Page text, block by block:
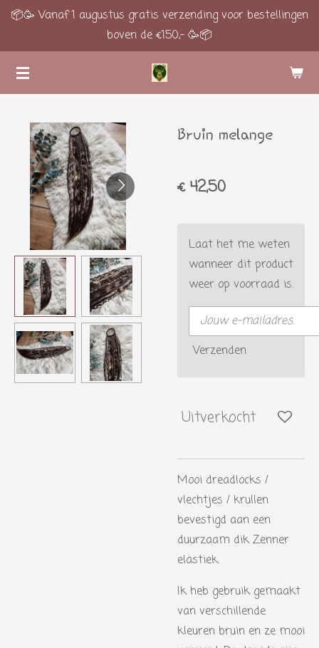
Ga
de
hoofdinhoud
📦🥳 Vanaf 1 augustus gratis verzending voor bestellingen
boven de €150,- 🥳📦
Bruin melange
€ 42,50
Laat het me weten
wanneer dit product
weer op voorraad is.
Verzenden
Uitverkocht
Mooi dreadlocks /
vlechtjes / krullen
bevestigd aan een
duurzaam dik Zenner
elastiek.
Ik heb gebruik gemaakt
van verschillende
kleuren bruin en ze mooi